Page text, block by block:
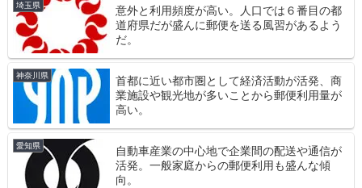
埼玉県
意外と利用頻度が高い。人口では６番目の都
道府県だが盛んに郵便を送る風習があるよう
だ。
神奈川県
首都に近い都市圏として経済活動が活発、商
業施設や観光地が多いことから郵便利用量が
高い。
愛知県
自動車産業の中心地で企業間の配送や通信が
活発。一般家庭からの郵便利用も盛んな傾
向。